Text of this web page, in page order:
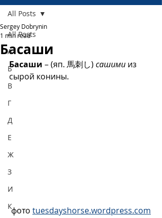
All Posts
А
Б
В
Г
Д
Е
Ж
З
И
К
All Posts
Басаши
Sergey Dobrynin
1 min read
Басаши – (яп. 馬刺し) сашими из
сырой конины.
фото tuesdayshorse.wordpress.com